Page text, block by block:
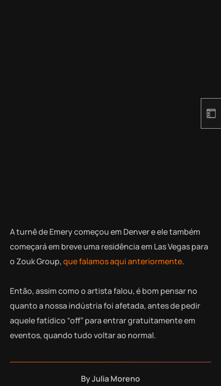
A turnê de Emery começou em Denver e ele também
começará em breve uma residência em Las Vegas para
o Zouk Group,que falamos aqui anteriormente.
Então, assim como o artista falou, é bom pensar no
quanto a nossa indústria foi afetada, antes de pedir
aquele fatídico “off” para entrar gratuitamente em
eventos, quando tudo voltar ao normal.
ByJulia Moreno